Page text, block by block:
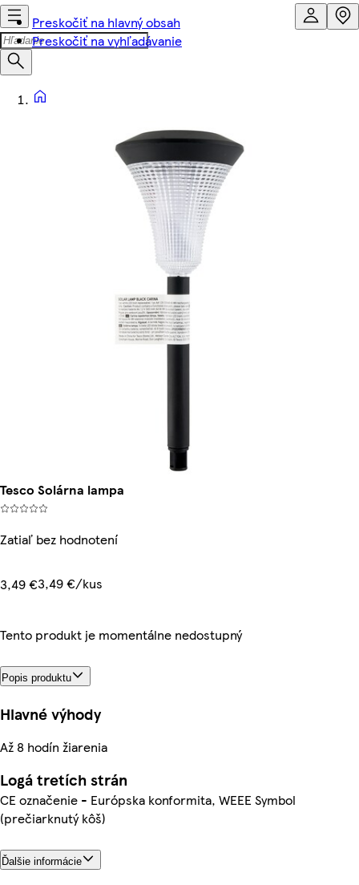
Preskočiť na hlavný obsah
Preskočiť na vyhľadávanie
Tesco Solárna lampa
Zatiaľ bez hodnotení
3,49 €3,49 €/kus
Tento produkt je momentálne nedostupný
Popis produktu
Hlavné výhody
Až 8 hodín žiarenia
Logá tretích strán
CE označenie - Európska konformita, WEEE Symbol
(prečiarknutý kôš)
Ďalšie informácie